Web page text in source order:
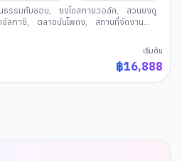
ธรรมคัมชอน, ซงโดสกายวอล์ค,
สวนยงดู
จัลกาชิ, ตลาดนันโพดง,
สถานที่จัดงาน
าน BIFF Square
สะพานกวังอัน
อุโมงค์ไวน์แห่ง
เริ่มต้น
฿16,888